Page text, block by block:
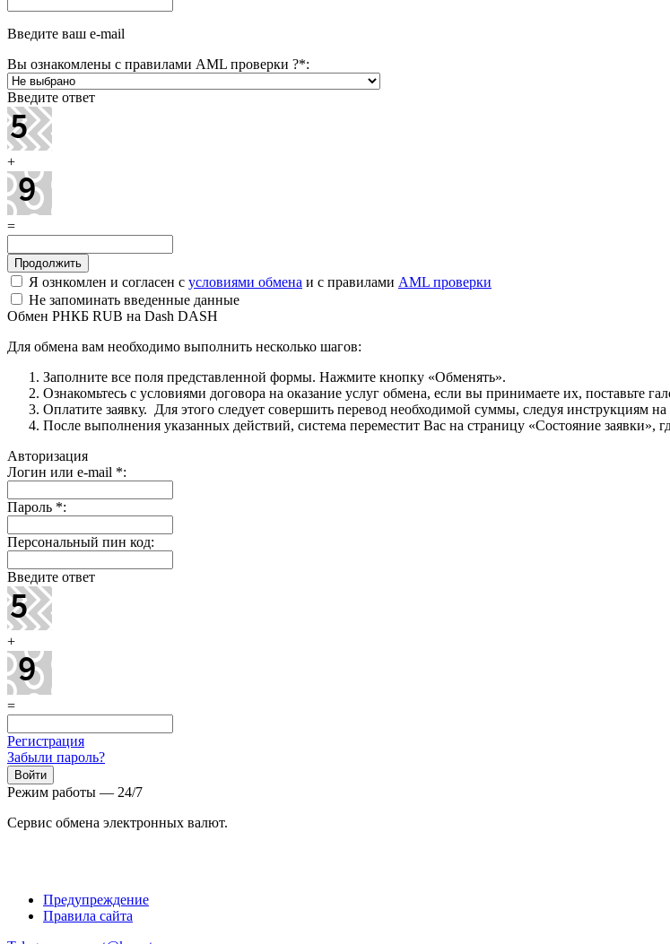
Введите ваш e-mail
Вы ознакомлены с правилами AML проверки ?*:
Введите ответ
+
=
Я ознкомлен и согласен с условиями обмена и с правилами AML проверки
Не запоминать введенные данные
Обмен РНКБ RUB на Dash DASH
Для обмена вам необходимо выполнить несколько шагов:
Заполните все поля представленной формы. Нажмите кнопку «Обменять».
Ознакомьтесь с условиями договора на оказание услуг обмена, если вы принимаете их, поставьте
Оплатите заявку. Для этого следует совершить перевод необходимой суммы, следуя инструкциям
После выполнения указанных действий, система переместит Вас на страницу «Состояние заявки»,
Авторизация
Логин или e-mail *:
Пароль *:
Персональный пин код:
Введите ответ
+
=
Регистрация
Забыли пароль?
Режим работы — 24/7
Сервис обмена электронных валют.
Предупреждение
Правила сайта